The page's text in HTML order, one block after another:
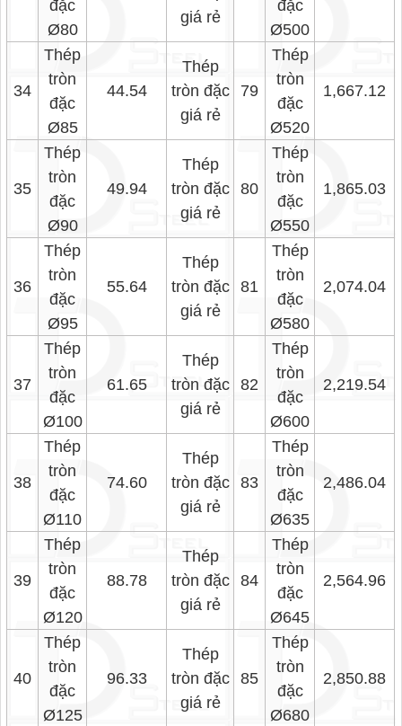
đặc
Ø80
giá rẻ
đặc
Ø500
34
Thép
tròn
đặc
Ø85
44.54
Thép
tròn đặc
giá rẻ
79
Thép
tròn
đặc
Ø520
1,667.12
35
Thép
tròn
đặc
Ø90
49.94
Thép
tròn đặc
giá rẻ
80
Thép
tròn
đặc
Ø550
1,865.03
36
Thép
tròn
đặc
Ø95
55.64
Thép
tròn đặc
giá rẻ
81
Thép
tròn
đặc
Ø580
2,074.04
37
Thép
tròn
đặc
Ø100
61.65
Thép
tròn đặc
giá rẻ
82
Thép
tròn
đặc
Ø600
2,219.54
38
Thép
tròn
đặc
Ø110
74.60
Thép
tròn đặc
giá rẻ
83
Thép
tròn
đặc
Ø635
2,486.04
39
Thép
tròn
đặc
Ø120
88.78
Thép
tròn đặc
giá rẻ
84
Thép
tròn
đặc
Ø645
2,564.96
40
Thép
tròn
đặc
Ø125
96.33
Thép
tròn đặc
giá rẻ
85
Thép
tròn
đặc
Ø680
2,850.88